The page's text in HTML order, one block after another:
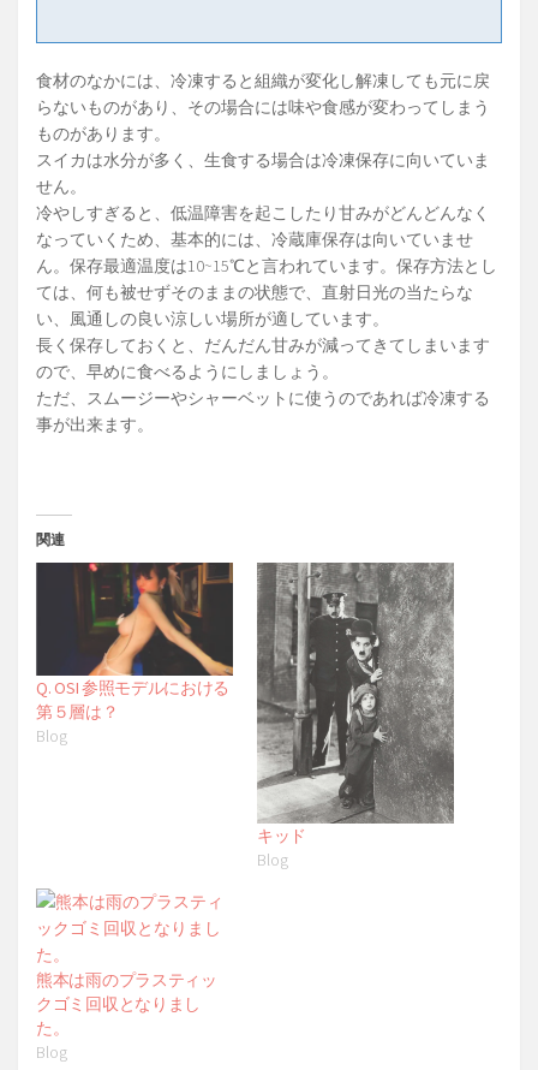
食材のなかには、冷凍すると組織が変化し解凍しても元に戻
らないものがあり、その場合には味や食感が変わってしまう
ものがあります。
スイカは水分が多く、生食する場合は冷凍保存に向いていま
せん。
冷やしすぎると、低温障害を起こしたり甘みがどんどんなく
なっていくため、基本的には、冷蔵庫保存は向いていませ
ん。保存最適温度は10~15℃と言われています。保存方法とし
ては、何も被せずそのままの状態で、直射日光の当たらな
い、風通しの良い涼しい場所が適しています。
長く保存しておくと、だんだん甘みが減ってきてしまいます
ので、早めに食べるようにしましょう。
ただ、スムージーやシャーベットに使うのであれば冷凍する
事が出来ます。
関連
Q. OSI 参照モデルにおける
第５層は？
Blog
キッド
Blog
熊本は雨のプラスティッ
クゴミ回収となりまし
た。
Blog